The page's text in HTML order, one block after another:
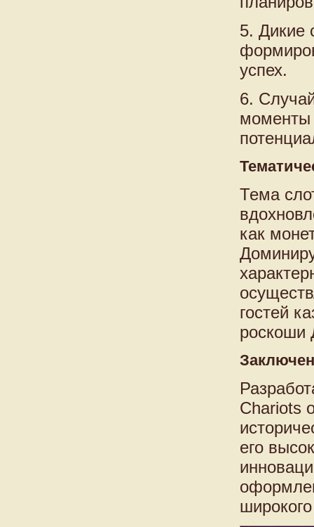
5. Дикие
успех.
6.
моменты
Тема
как
гостей
роскоши
Chariots
его